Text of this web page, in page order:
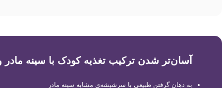
آسان‌تر شدن ترکیب تغذیه کودک با سینه
به دهان گرفتن طبیعی با سرشیشه‌ی مشابه سینه مادر